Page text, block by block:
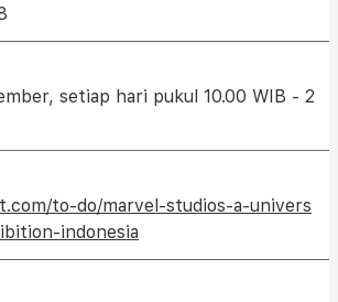
setiap hari pukul 10.00 WIB - 2
to-do/marvel-studios-a-univers
indonesia